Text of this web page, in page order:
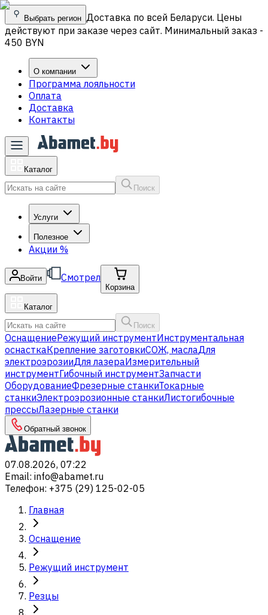
Выбрать регион Доставка по всей Беларуси. Цены
действуют при заказе через сайт. Минимальный заказ -
450 BYN
О компании
Программа лояльности
Оплата
Доставка
Контакты
Каталог
Поиск
Услуги
Полезное
Акции %
Войти Смотрел
Корзина
Каталог
Поиск
ОснащениеРежущий инструментИнструментальная
оснасткаКрепление заготовкиСОЖ, маслаДля
электроэрозииДля лазераИзмерительный
инструментГибочный инструментЗапчасти
ОборудованиеФрезерные станкиТокарные
станкиЭлектроэрозионные станкиЛистогибочные
прессыЛазерные станки
Обратный звонок
07.08.2026, 07:22
Email: info@abamet.ru
Телефон: +375 (29) 125-02-05
Главная
Оснащение
Режущий инструмент
Резцы